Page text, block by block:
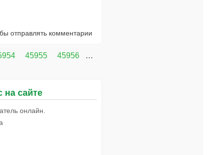
отправлять комментарии
45955 45956
…
на сайте
онлайн.